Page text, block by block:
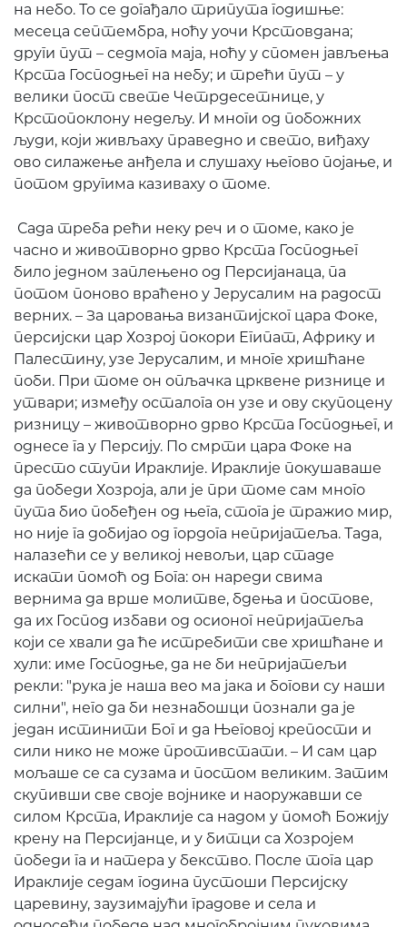
на небо. То се догађало трипута годишње:
месеца септембра, ноћу уочи Крстовдана;
други пут – седмога маја, ноћу у спомен јављења
Крста Господњег на небу; и трећи пут – у
велики пост свете Четрдесетнице, у
Крстопоклону недељу. И многи од побожних
људи, који живљаху праведно и свето, виђаху
ово силажење анђела и слушаху његово појање, и
потом другима казиваху о томе.
Сада треба рећи неку реч и о томе, како је
часно и животворно дрво Крста Господњег
било једном заплењено од Персијанаца, па
потом поново враћено у Јерусалим на радост
верних. – За царовања византијског цара Фоке,
персијски цар Хозрој покори Египат, Африку и
Палестину, узе Јерусалим, и многе хришћане
поби. При томе он опљачка црквене ризнице и
утвари; између осталога он узе и ову скупоцену
ризницу – животворно дрво Крста Господњег, и
однесе га у Персију. По смрти цара Фоке на
престо ступи Ираклије. Ираклије покушаваше
да победи Хозроја, али је при томе сам много
пута био побеђен од њега, стога је тражио мир,
но није га добијао од гордога непријатеља. Тада,
налазећи се у великој невољи, цар стаде
искати помоћ од Бога: он нареди свима
вернима да врше молитве, бдења и постове,
да их Господ избави од осионог непријатеља
који се хвали да ће истребити све хришћане и
хули: име Господње, да не би непријатељи
рекли: "рука је наша вео ма јака и богови су наши
силни", него да би незнабошци познали да је
један истинити Бог и да Његовој крепости и
сили нико не може противстати. – И сам цар
мољаше се са сузама и постом великим. Затим
скупивши све своје војнике и наоружавши се
силом Крста, Ираклије са надом у помоћ Божију
крену на Персијанце, и у битци са Хозројем
победи га и натера у бекство. После тога цар
Ираклије седам година пустоши Персијску
царевину, заузимајући градове и села и